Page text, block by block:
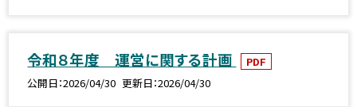
令和８年度 運営に関する計画
PDF
公開日 2026/04/30 更新日 2026/04/30